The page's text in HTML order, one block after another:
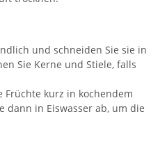
und schneiden Sie sie in
Sie Kerne und Stiele, falls
Früchte kurz in kochendem
dann in Eiswasser ab, um die